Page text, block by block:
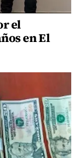
el
en El